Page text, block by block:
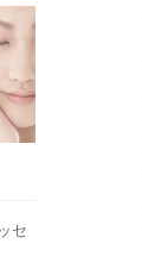
セ